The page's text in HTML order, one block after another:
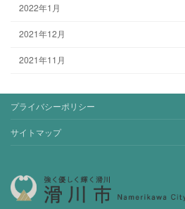
2022年1月
2021年12月
2021年11月
プライバシーポリシー
サイトマップ